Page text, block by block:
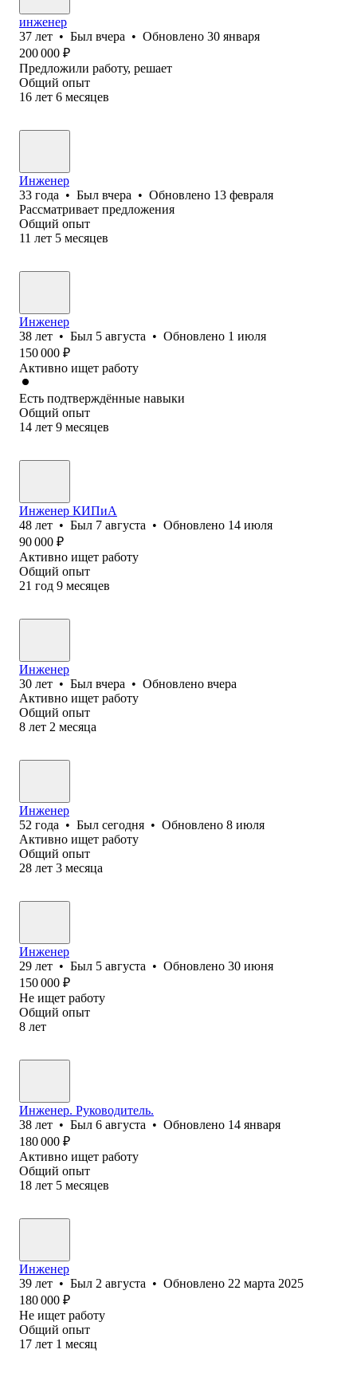
инженер
37 лет • Был вчера • Обновлено 30 января
200 000 ₽
Предложили работу, решает
Общий опыт
16 лет 6 месяцев
Инженер
33 года • Был вчера • Обновлено 13 февраля
Рассматривает предложения
Общий опыт
11 лет 5 месяцев
Инженер
38 лет • Был 5 августа • Обновлено 1 июля
150 000 ₽
Активно ищет работу
Есть подтверждённые навыки
Общий опыт
14 лет 9 месяцев
Инженер КИПиА
48 лет • Был 7 августа • Обновлено 14 июля
90 000 ₽
Активно ищет работу
Общий опыт
21 год 9 месяцев
Инженер
30 лет • Был вчера • Обновлено вчера
Активно ищет работу
Общий опыт
8 лет 2 месяца
Инженер
52 года • Был сегодня • Обновлено 8 июля
Активно ищет работу
Общий опыт
28 лет 3 месяца
Инженер
29 лет • Был 5 августа • Обновлено 30 июня
150 000 ₽
Не ищет работу
Общий опыт
8 лет
Инженер. Руководитель.
38 лет • Был 6 августа • Обновлено 14 января
180 000 ₽
Активно ищет работу
Общий опыт
18 лет 5 месяцев
Инженер
39 лет • Был 2 августа • Обновлено 22 марта 2025
180 000 ₽
Не ищет работу
Общий опыт
17 лет 1 месяц